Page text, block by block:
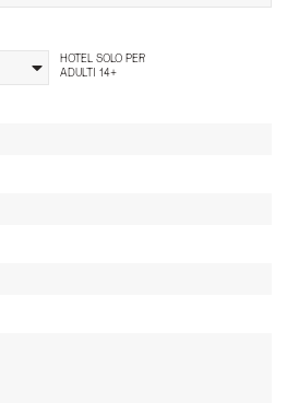
HOTEL SOLO PER
ADULTI 14+